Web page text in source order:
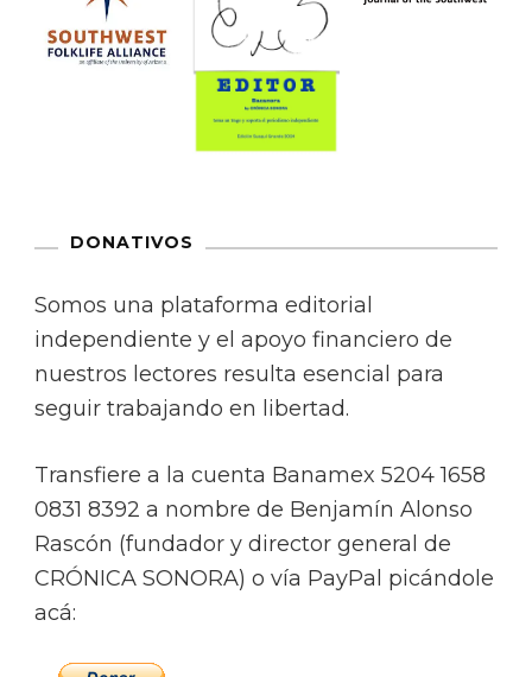
DONATIVOS
Somos una plataforma editorial
independiente y el apoyo financiero de
nuestros lectores resulta esencial para
seguir trabajando en libertad.
Transfiere a la cuenta Banamex 5204 1658
0831 8392 a nombre de Benjamín Alonso
Rascón (fundador y director general de
CRÓNICA SONORA) o vía PayPal picándole
acá: